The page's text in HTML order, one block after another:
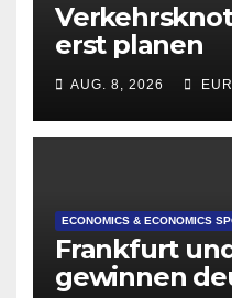
erst planen
AUG. 8, 2026
ECONOMICS & ECONOMICS
Frankfurt
gewinnen